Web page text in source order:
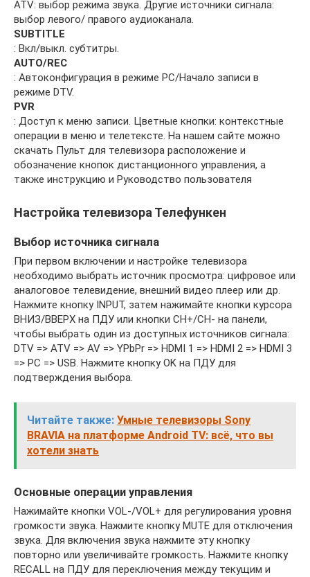
ATV: выбор режима звука. Другие источники сигнала:
выбор левого/ правого аудиоканала.
SUBTITLE
: Вкл/выкл. субтитры.
AUTO/REC
: Автоконфигурация в режиме PC/Начало записи в
режиме DTV.
PVR
: Доступ к меню записи. Цветные кнопки: контекстные
операции в меню и телетексте. На нашем сайте можно
скачать Пульт для телевизора расположение и
обозначение кнопок дистанционного управления, а
также инструкцию и Руководство пользователя
Настройка телевизора Телефункен
Выбор источника сигнала
При первом включении и настройке телевизора
необходимо выбрать источник просмотра: цифровое или
аналоговое телевидение, внешний видео плеер или др.
Нажмите кнопку INPUT, затем нажимайте кнопки курсора
ВНИЗ/ВВЕРХ на ПДУ или кнопки CH+/CH- на панели,
чтобы выбрать один из доступных источников сигнала:
DTV => ATV => AV => YPbPr => HDMI 1 => HDMI 2 => HDMI 3
=> PC => USB. Нажмите кнопку OK на ПДУ для
подтверждения выбора.
Читайте также: Умные телевизоры Sony
BRAVIA на платформе Android TV: всё, что вы
хотели знать
Основные операции управления
Нажимайте кнопки VOL-/VOL+ для регулирования уровня
громкости звука. Нажмите кнопку MUTE для отключения
звука. Для включения звука нажмите эту кнопку
повторно или увеличивайте громкость. Нажмите кнопку
RECALL на ПДУ для переключения между текущим и